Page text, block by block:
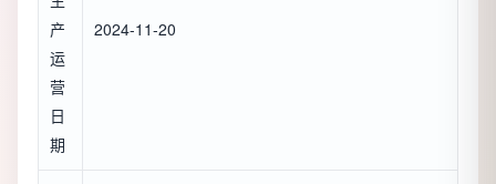
产
运
营
日
期
2024-11-20